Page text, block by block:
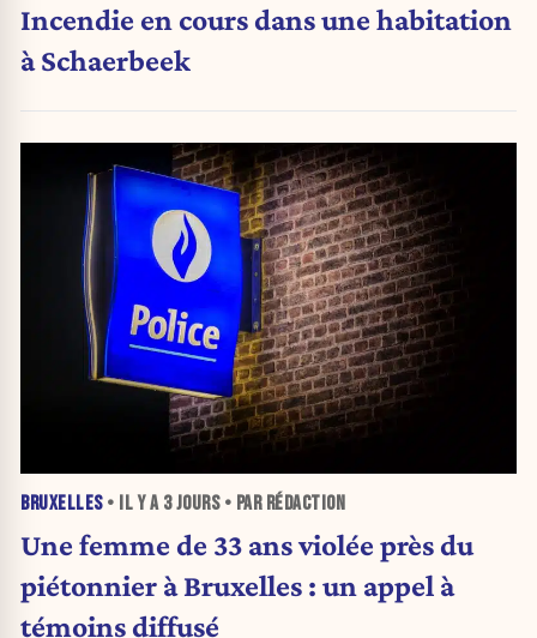
Incendie en cours dans une habitation
à Schaerbeek
BRUXELLES• IL Y A 3 JOURS• PAR RÉDACTION
Une femme de 33 ans violée près du
piétonnier à Bruxelles : un appel à
témoins diffusé